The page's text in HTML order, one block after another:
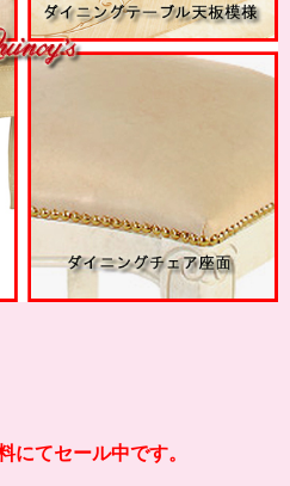
にてセール中です。